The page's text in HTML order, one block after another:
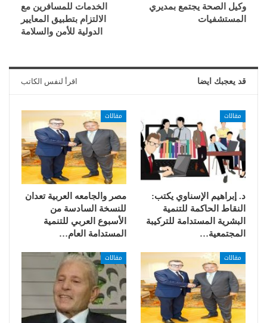
وكيل الصحة يجتمع بمديري
المستشفيات
الخدمات للمسافرين مع
الالتزام بتطبيق المعايير
الدولية للأمن والسلامة
قد يعجبك ايضا اقرأ لنفس الكاتب
مقالات
د. إبراهيم الإسناوي يكتب:
النقاط الحاكمة للتنمية
البشرية المستدامة للتركيبة
المجتمعية…
مقالات
مصر والجامعه العربية تعدان
للنسخة السادسة من
الأسبوع العربي للتنمية
المستدامة العام…
مقالات مقالات